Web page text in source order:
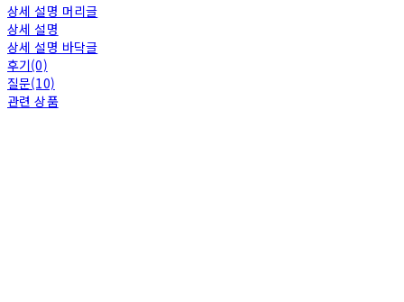
상세 설명 머리글
상세 설명
상세 설명 바닥글
후기(0)
질문(10)
관련 상품